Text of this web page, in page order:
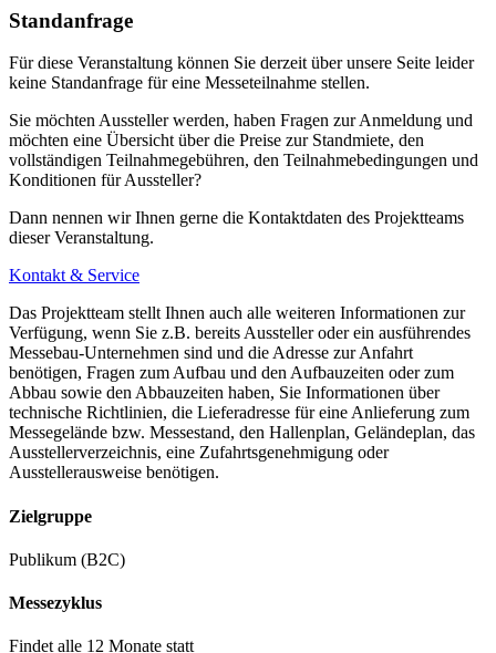
Standanfrage
Für diese Veranstaltung können Sie derzeit über unsere Seite leider
keine Standanfrage für eine Messeteilnahme stellen.
Sie möchten Aussteller werden, haben Fragen zur Anmeldung und
möchten eine Übersicht über die Preise zur Standmiete, den
vollständigen Teilnahmegebühren, den Teilnahmebedingungen und
Konditionen für Aussteller?
Dann nennen wir Ihnen gerne die Kontaktdaten des Projektteams
dieser Veranstaltung.
Kontakt & Service
Das Projektteam stellt Ihnen auch alle weiteren Informationen zur
Verfügung, wenn Sie z.B. bereits Aussteller oder ein ausführendes
Messebau-Unternehmen sind und die Adresse zur Anfahrt
benötigen, Fragen zum Aufbau und den Aufbauzeiten oder zum
Abbau sowie den Abbauzeiten haben, Sie Informationen über
technische Richtlinien, die Lieferadresse für eine Anlieferung zum
Messegelände bzw. Messestand, den Hallenplan, Geländeplan, das
Ausstellerverzeichnis, eine Zufahrtsgenehmigung oder
Ausstellerausweise benötigen.
Zielgruppe
Publikum (B2C)
Messezyklus
Findet alle 12 Monate statt